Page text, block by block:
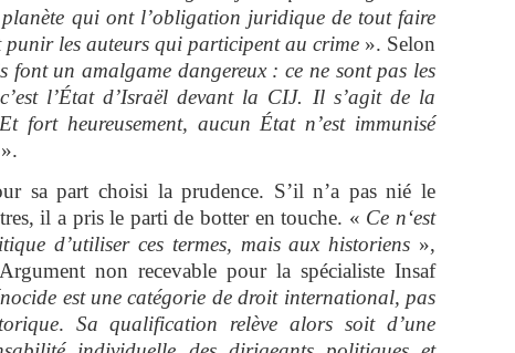
planète qui ont l’obligation juridique de tout faire
punir les auteurs qui participent au crime ». Selon
font un amalgame dangereux : ce ne sont pas les
l’État d’Israël devant la CIJ. Il s’agit de la
fort heureusement, aucun État n’est immunisé
».
sa part choisi la prudence. S’il n’a pas nié le
il a pris le parti de botter en touche. « Ce n‘est
d’utiliser ces termes, mais aux historiens »,
non recevable pour la spécialiste Insaf
est une catégorie de droit international, pas
. Sa qualification relève alors soit d’une